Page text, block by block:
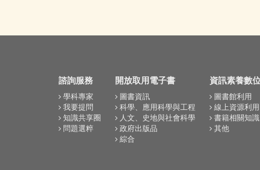
諮詢服務
學科專家
我要提問
知識共享圈
問題選粹
開放取用電子書
圖書資訊
科學、應用科學與工程
人文、史地與社會科學
政府出版品
綜合
資訊素養數
圖書館利用
線上資源利用
書籍相關知識
其他